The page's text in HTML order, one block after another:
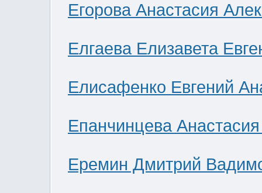
Егорова Анастасия
Елгаева Елизавета
Елисафенко Евгений
Епанчинцева
Еремин Дмитрий